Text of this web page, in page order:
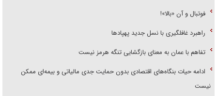
فوتبال و آن «بالا»!
راهبرد غافلگیری با نسل جدید پهپاد‌ها
تفاهم با عمان به معنای بازگشایی تنگه هرمز نیست
ادامه حیات بنگاه‌های اقتصادی بدون حمایت جدی مالیاتی و بیمه‌ای ممکن
نیست